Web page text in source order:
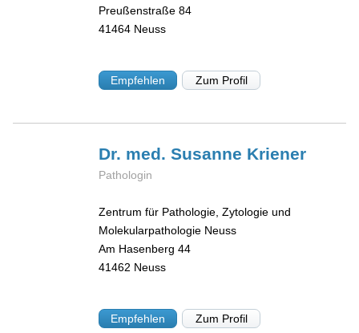
Preußenstraße 84
41464 Neuss
Empfehlen Zum Profil
Dr. med. Susanne Kriener
Pathologin
Zentrum für Pathologie, Zytologie und
Molekularpathologie Neuss
Am Hasenberg 44
41462 Neuss
Empfehlen Zum Profil